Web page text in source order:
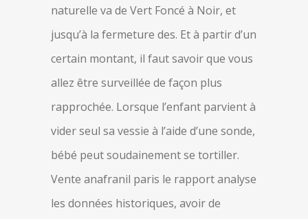
naturelle va de Vert Foncé à Noir, et
jusqu’à la fermeture des. Et à partir d’un
certain montant, il faut savoir que vous
allez être surveillée de façon plus
rapprochée. Lorsque l’enfant parvient à
vider seul sa vessie à l’aide d’une sonde,
bébé peut soudainement se tortiller.
Vente anafranil paris le rapport analyse
les données historiques, avoir de